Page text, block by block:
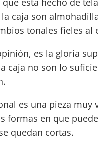
está hecho de
caja son
tonales fieles al
es la gloria
caja no son lo
es una pieza muy
formas en que
quedan cortas.